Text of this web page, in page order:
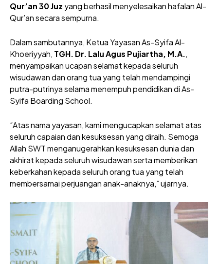
Qur’an 30 Juz yang berhasil menyelesaikan hafalan Al-
Qur’an secara sempurna.
Dalam sambutannya, Ketua Yayasan As-Syifa Al-
Khoeriyyah, TGH. Dr. Lalu Agus Pujiartha, M.A.,
menyampaikan ucapan selamat kepada seluruh
wisudawan dan orang tua yang telah mendampingi
putra-putrinya selama menempuh pendidikan di As-
Syifa Boarding School.
“Atas nama yayasan, kami mengucapkan selamat atas
seluruh capaian dan kesuksesan yang diraih. Semoga
Allah SWT menganugerahkan kesuksesan dunia dan
akhirat kepada seluruh wisudawan serta memberikan
keberkahan kepada seluruh orang tua yang telah
membersamai perjuangan anak-anaknya,” ujarnya.